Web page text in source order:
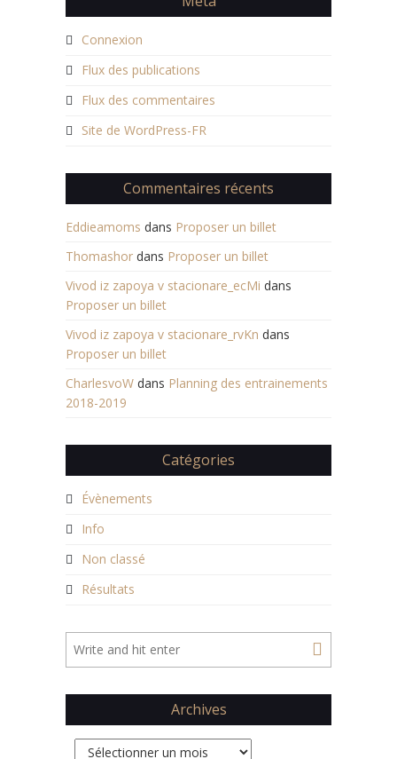
Connexion
Flux des publications
Flux des commentaires
Site de WordPress-FR
Commentaires récents
Eddieamoms dans Proposer un billet
Thomashor dans Proposer un billet
Vivod iz zapoya v stacionare_ecMi dans
Proposer un billet
Vivod iz zapoya v stacionare_rvKn dans
Proposer un billet
CharlesvoW dans Planning des entrainements
2018-2019
Catégories
Évènements
Info
Non classé
Résultats
Archives
Archives